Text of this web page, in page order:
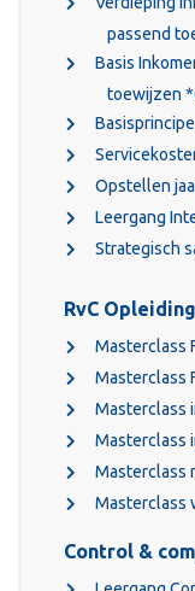
passend
Basis
toewijzen
Opstellen
Leergang
Strategisch
RvC
Masterclass
Masterclass
Masterclass
Masterclass
Masterclass
Masterclass
Control &